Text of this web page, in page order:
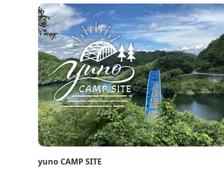
後の天然空調、お客様を不思議な空間にご案内！ ご
宴会には、大広間で和食会席、日帰り入浴＆お食事
ＯＫ。 温泉は、津に来て津の湯をお楽しみいただけ
ます。「白...
yuno CAMP SITE